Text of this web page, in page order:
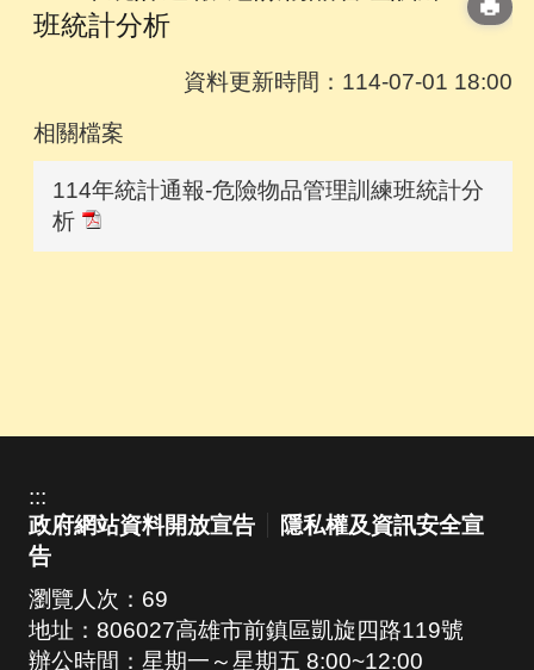
班統計分析
資料更新時間：114-07-01 18:00
相關檔案
114年統計通報-危險物品管理訓練班統計分
析
:::
政府網站資料開放宣告
隱私權及資訊安全宣
告
瀏覽人次： 69
地址：806027高雄市前鎮區凱旋四路119號
辦公時間：星期一～星期五 8:00~12:00